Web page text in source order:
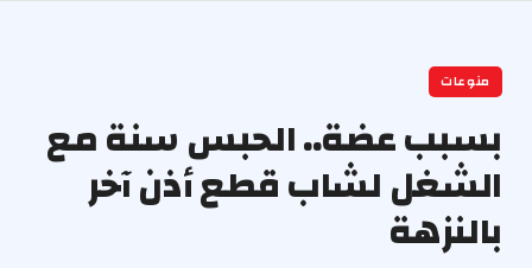
منوعات
بسبب عضة.. الحبس سنة مع
الشغل لشاب قطع أذن آخر
بالنزهة